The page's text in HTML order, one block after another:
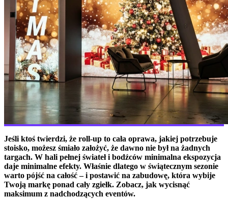
Jeśli ktoś twierdzi, że roll-up to cała oprawa, jakiej potrzebuje
stoisko, możesz śmiało założyć, że dawno nie był na żadnych
targach. W hali pełnej świateł i bodźców minimalna ekspozycja
daje minimalne efekty. Właśnie dlatego w świątecznym sezonie
warto pójść na całość – i postawić na zabudowę, która wybije
Twoją markę ponad cały zgiełk. Zobacz, jak wycisnąć
maksimum z nadchodzących eventów.